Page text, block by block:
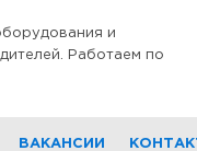
и
Работаем по
ВАКАНСИИ